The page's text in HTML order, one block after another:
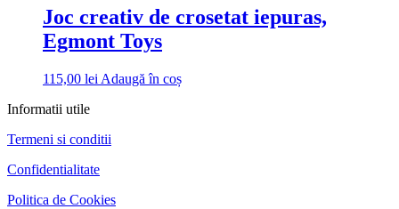
Joc creativ de crosetat iepuras,
Egmont Toys
115,00 lei Adaugă în coș
Informatii utile
Termeni si conditii
Confidentialitate
Politica de Cookies